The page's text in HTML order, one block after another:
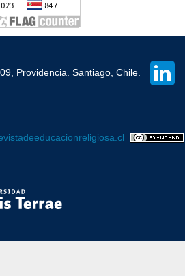
Providencia. Santiago, Chile.